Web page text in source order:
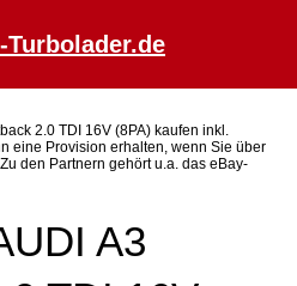
Turbolader.de
2.0 TDI 16V (8PA) kaufen inkl.
eine Provision erhalten, wenn Sie über
den Partnern gehört u.a. das eBay-
A3